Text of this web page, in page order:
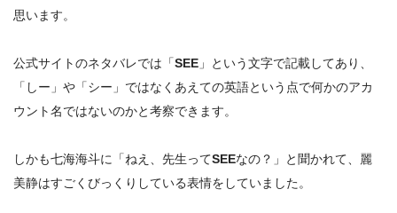
思います。
公式サイトのネタバレでは「SEE 」という文字で記載してあり、
「しー」や「シー」ではなくあえての英語という点で何かのアカ
ウント名ではないのかと考察できます。
しかも七海海斗に「ねえ、先生ってSEEなの？」と聞かれて、 麗
美静はすごくびっくりしている表情をしていました。